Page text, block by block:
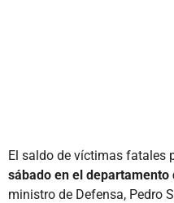
El saldo de víctimas fatales
sábado en el departamento
ministro de Defensa, Pedro